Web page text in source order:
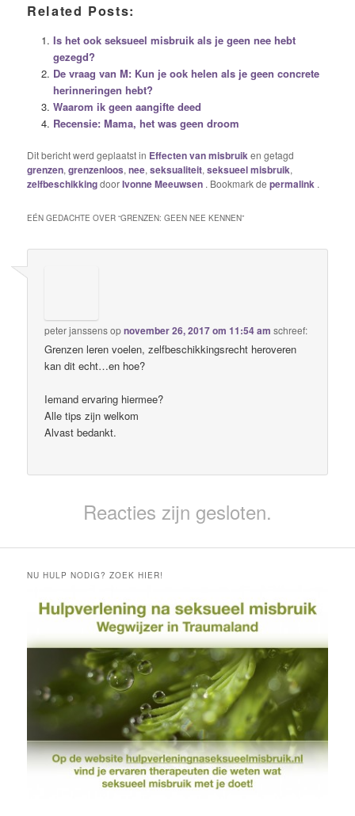
Related Posts:
Is het ook seksueel misbruik als je geen nee hebt
gezegd?
De vraag van M: Kun je ook helen als je geen concrete
herinneringen hebt?
Waarom ik geen aangifte deed
Recensie: Mama, het was geen droom
Dit bericht werd geplaatst in Effecten van misbruiken getagd
grenzen,grenzenloos,nee,seksualiteit,seksueel misbruik,
zelfbeschikkingdoorIvonne Meeuwsen . Bookmark depermalink .
EÉN GEDACHTE OVER “GRENZEN: GEEN NEE KENNEN”
peter janssensopnovember 26, 2017 om 11:54 am schreef:
Grenzen leren voelen, zelfbeschikkingsrecht heroveren
kan dit echt…en hoe?
Iemand ervaring hiermee?
Alle tips zijn welkom
Alvast bedankt.
Reacties zijn gesloten.
NU HULP NODIG? ZOEK HIER!